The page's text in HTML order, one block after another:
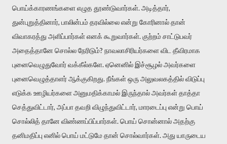
பொய்க்காரணங்களை எழுத தூண்டுவார்கள். அடித்தார்,
துன்புறுத்தினார், பாலின்பம் தரவில்லை என்று கோரினால் தான்
விவாகரத்து அளிப்பார்கள் எனக் கூறுவார்கள். குற்றம் சாட்டுபவர்
அதைத்தானே சொல்ல நேரிடும்? நாவலாசிரியர்களை விட தீவிரமாக
புனைவெழுதுவோர் வக்கீல்களே. ஏனெனில் இச்சூழல் அவர்களை
புனைவெழுத்தாளர் ஆக்குகிறது. நீங்கள் ஒரு அலுவலகத்தில் விடுப்பு
எடுக்க ஊழியர்களை அனுமதிக்காமல் இருந்தால் அவர்கள் தாத்தா
செத்துவிட்டார், அப்பா தவறி விழுந்துவிட்டார், மாரடைப்பு என்று பொய்
சொல்லித் தானே விண்ணப்பிப்பார்கள். பொய் சொன்னால் அதற்கு
தனிமதிப்பு எனில் பொய் மட்டுமே தான் சொல்வார்கள். அது யாருடைய